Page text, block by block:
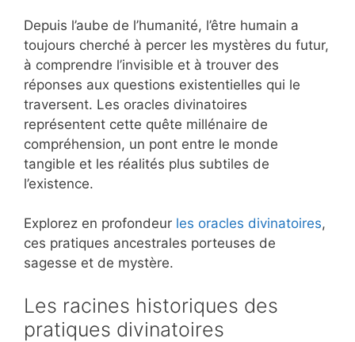
Depuis l’aube de l’humanité, l’être humain a
toujours cherché à percer les mystères du futur,
à comprendre l’invisible et à trouver des
réponses aux questions existentielles qui le
traversent. Les oracles divinatoires
représentent cette quête millénaire de
compréhension, un pont entre le monde
tangible et les réalités plus subtiles de
l’existence.
Explorez en profondeur les oracles divinatoires,
ces pratiques ancestrales porteuses de
sagesse et de mystère.
Les racines historiques des
pratiques divinatoires